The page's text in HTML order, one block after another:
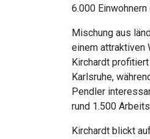
6.000
Mischung aus
einem attraktiven
Kirchardt
Karlsruhe,
Pendler
rund 1.500
Kirchardt blickt